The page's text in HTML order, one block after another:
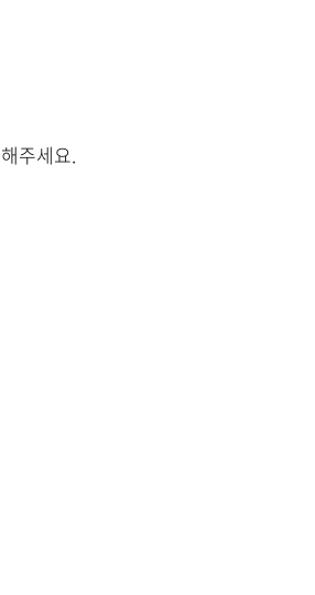
주세요.